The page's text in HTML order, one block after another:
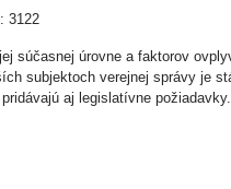
3122
súčasnej úrovne a faktorov
subjektoch verejnej správy je
aj legislatívne požiadavky.